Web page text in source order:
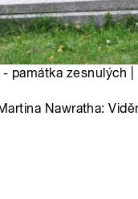
památka zesnulých |
Nawratha: